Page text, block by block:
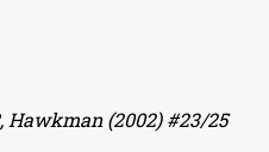
Hawkman (2002) #23/25